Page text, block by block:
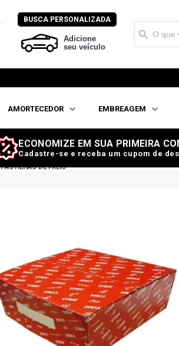
BUSCA PERSONALIZADA
Adicione
seu veículo
AMORTECEDOR EMBREAGEM
ECONOMIZE EM SUA PRIMEIRA
Cadastre-se e receba um cupom de
PASTILHAS DE FREIO